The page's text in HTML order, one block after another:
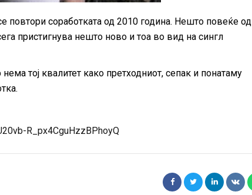
повтори соработката од 2010 година. Нешто повеќе од
пристигнува нешто ново и тоа во вид на сингл
тој квалитет како претходниот, сепак и понатаму
R_px4CguHzzBPhoyQ